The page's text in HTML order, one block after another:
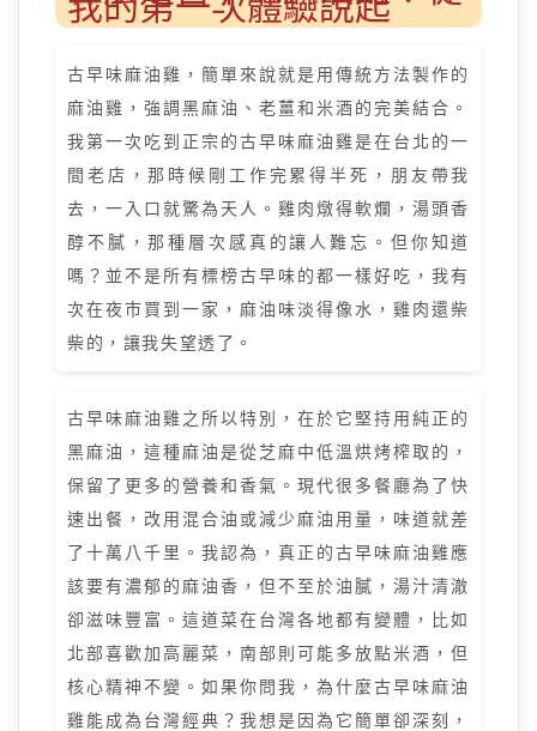
古早味麻油雞，簡單來說就是用傳統方法製作的
麻油雞，強調黑麻油、老薑和米酒的完美結合。
我第一次吃到正宗的古早味麻油雞是在台北的一
間老店，那時候剛工作完累得半死，朋友帶我
去，一入口就驚為天人。雞肉燉得軟爛，湯頭香
醇不膩，那種層次感真的讓人難忘。但你知道
嗎？並不是所有標榜古早味的都一樣好吃，我有
次在夜市買到一家，麻油味淡得像水，雞肉還柴
柴的，讓我失望透了。
古早味麻油雞之所以特別，在於它堅持用純正的
黑麻油，這種麻油是從芝麻中低溫烘烤榨取的，
保留了更多的營養和香氣。現代很多餐廳為了快
速出餐，改用混合油或減少麻油用量，味道就差
了十萬八千里。我認為，真正的古早味麻油雞應
該要有濃郁的麻油香，但不至於油膩，湯汁清澈
卻滋味豐富。這道菜在台灣各地都有變體，比如
北部喜歡加高麗菜，南部則可能多放點米酒，但
核心精神不變。如果你問我，為什麼古早味麻油
雞能成為台灣經典？我想是因為它簡單卻深刻，